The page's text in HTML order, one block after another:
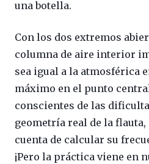
una botella.
Con los dos extremos
columna de aire interior
sea igual a la atmosférica
máximo en el punto
conscientes de las
geometría real de la
cuenta de calcular su
¡Pero la práctica viene en